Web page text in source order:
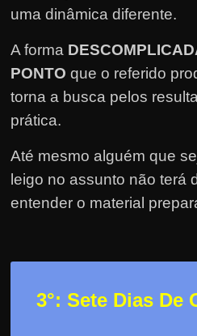
uma dinâmica diferente.
A forma
PONTO que o referido
torna a busca pelos
prática.
Até mesmo alguém que
leigo no assunto não terá
entender o material
3°: Sete Dias De